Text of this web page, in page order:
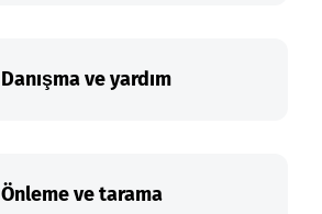
Danışma ve yardım
Önleme ve tarama